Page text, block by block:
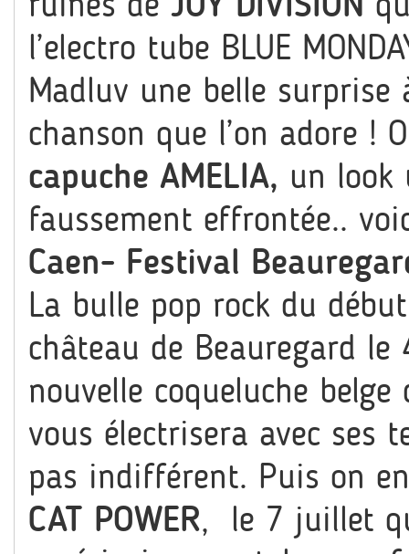
l’electro tube BLUE
Madluv une belle
chanson que l’on adore !
capuche AMELIA, un look
faussement effrontée..
Caen- Festival
La bulle pop rock du
château de Beauregard
nouvelle coqueluche
vous électrisera avec ses
pas indifférent. Puis on
CAT POWER, le 7 juillet